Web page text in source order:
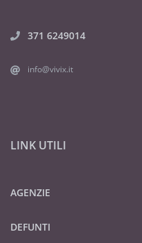
371 6249014
info@vivix.it
LINK UTILI
AGENZIE
DEFUNTI